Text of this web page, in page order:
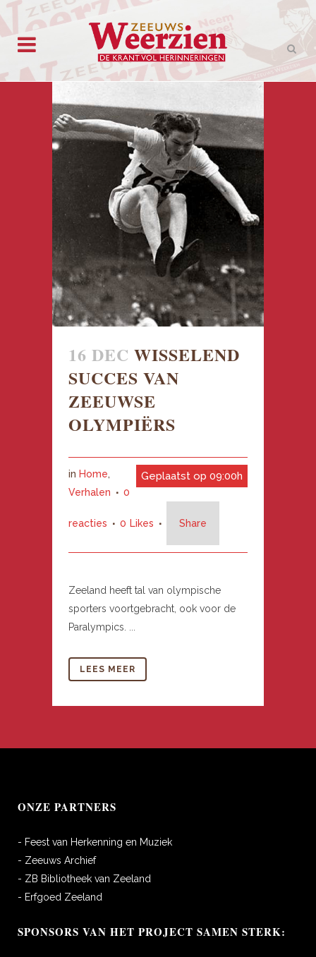
16 DEC WISSELEND
SUCCES VAN
ZEEUWSE
OLYMPIËRS
Geplaatst op 09:00h
in Home,
Verhalen
0
reacties 0 Likes Share
Zeeland heeft tal van olympische
sporters voortgebracht, ook voor de
Paralympics. ...
LEES MEER
ONZE PARTNERS
- Feest van Herkenning en Muziek
- Zeeuws Archief
- ZB Bibliotheek van Zeeland
- Erfgoed Zeeland
SPONSORS VAN HET PROJECT SAMEN STERK: